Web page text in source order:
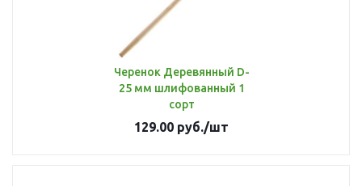
Черенок Деревянный D-
25 мм шлифованный 1
сорт
129.00 руб./шт